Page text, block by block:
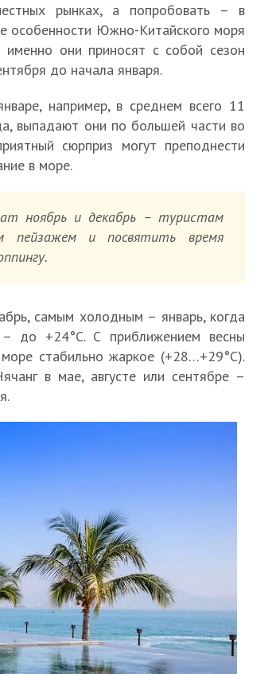
рынках, а попробовать – в
особенности Южно-Китайского моря
они приносят с собой сезон
до начала января.
например, в среднем всего 11
выпадают они по большей части во
сюрприз могут преподнести
в море.
ноябрь и декабрь – туристам
пейзажем и посвятить время
самым холодным – январь, когда
до +24°С. С приближением весны
стабильно жаркое (+28…+29°С).
в мае, августе или сентябре –